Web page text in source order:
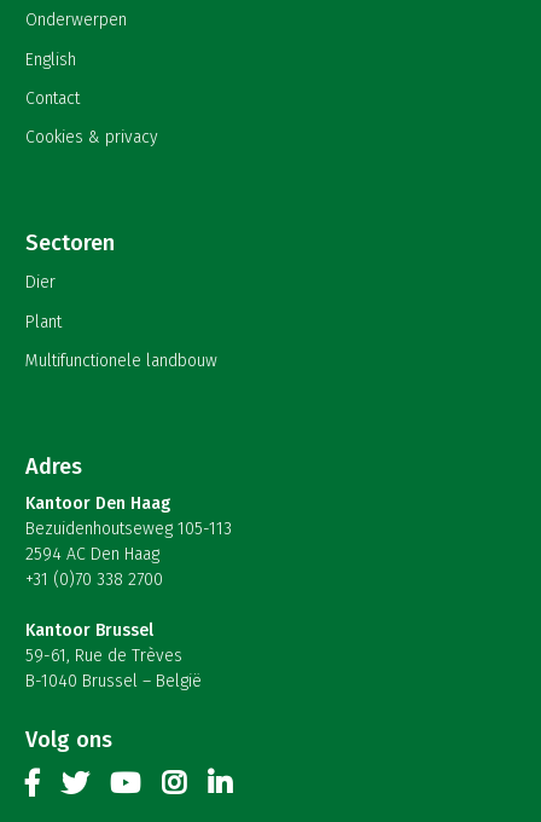
Onderwerpen
English
Contact
Cookies & privacy
Sectoren
Dier
Plant
Multifunctionele landbouw
Adres
Kantoor Den Haag
Bezuidenhoutseweg 105-113
2594 AC Den Haag
+31 (0)70 338 2700
Kantoor Brussel
59-61, Rue de Trèves
B-1040 Brussel – België
Volg ons